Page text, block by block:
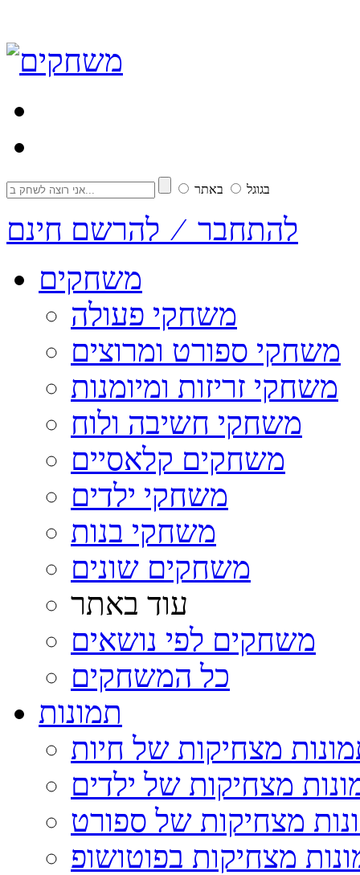
בגוגל באתר
להתחבר ⁄ להרשם חינם
משחקים
משחקי פעולה
משחקי ספורט ומרוצים
משחקי זריזות ומיומנות
משחקי חשיבה ולוח
משחקים קלאסיים
משחקי ילדים
משחקי בנות
משחקים שונים
עוד באתר
משחקים לפי נושאים
כל המשחקים
תמונות
מצחיקות של חיות
מצחיקות של ילדים
מצחיקות של ספורט
מצחיקות בפוטושופ